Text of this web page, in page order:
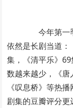
今年第一季
依然是长剧当道
集，《清平乐》
数越来越少，《唐
《叹息桥》等热
剧集的豆瓣评分更